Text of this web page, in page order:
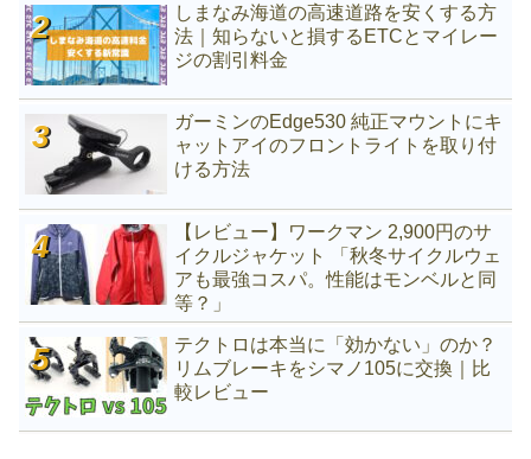
しまなみ海道の高速道路を安くする方
法｜知らないと損するETCとマイレー
ジの割引料金
ガーミンのEdge530 純正マウントにキ
ャットアイのフロントライトを取り付
ける方法
【レビュー】ワークマン 2,900円のサ
イクルジャケット 「秋冬サイクルウェ
アも最強コスパ。性能はモンベルと同
等？」
テクトロは本当に「効かない」のか？
リムブレーキをシマノ105に交換｜比
較レビュー